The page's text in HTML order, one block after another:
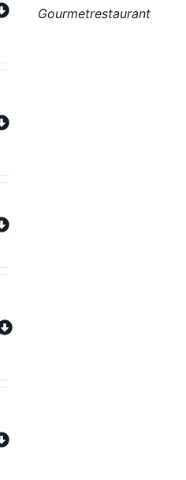
Gourmetrestaurant